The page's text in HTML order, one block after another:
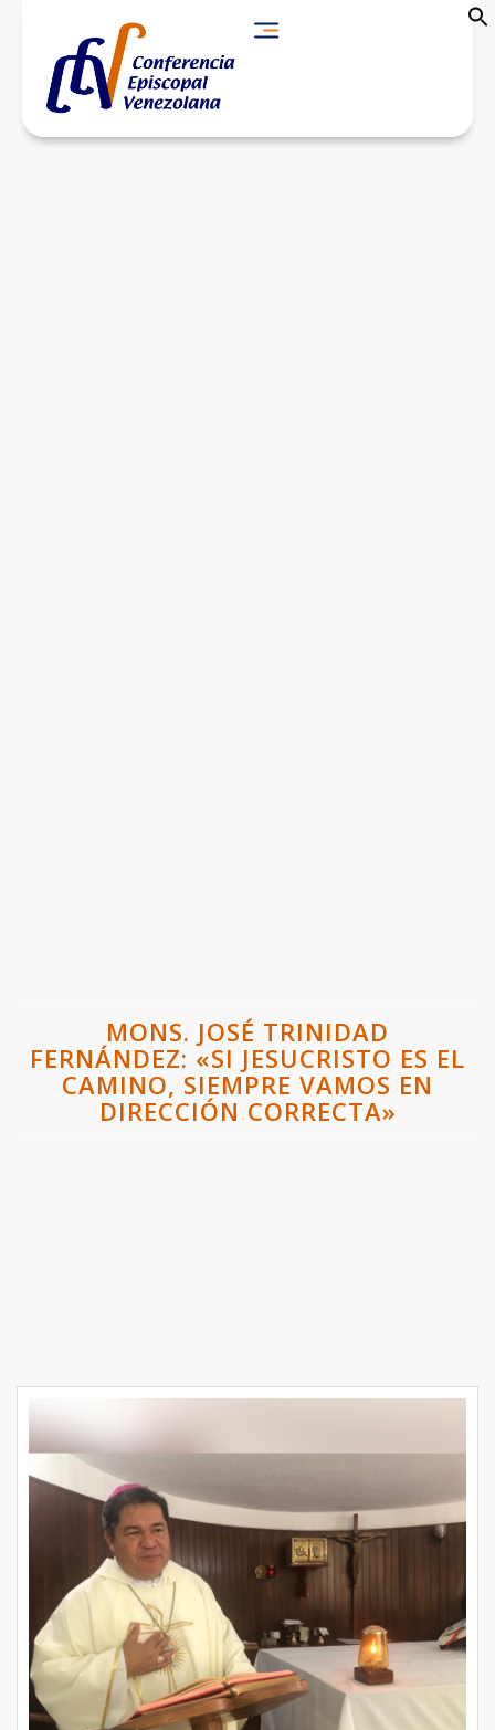
MONS. JOSÉ TRINIDAD
FERNÁNDEZ: «SI JESUCRISTO ES EL
CAMINO, SIEMPRE VAMOS EN
DIRECCIÓN CORRECTA»